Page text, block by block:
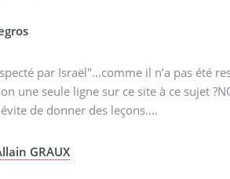
par Israël"...comme il n’a pas été
une seule ligne sur ce site à ce sujet
de donner des leçons....
GRAUX